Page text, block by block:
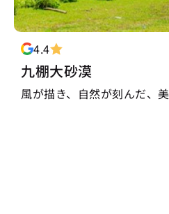
4.4
九棚大砂漠
風が描き、自然が刻んだ、